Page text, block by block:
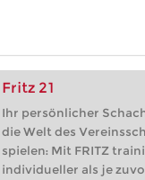
Fritz 21
Ihr persönlicher
die Welt des
spielen: Mit FRITZ
individueller als je